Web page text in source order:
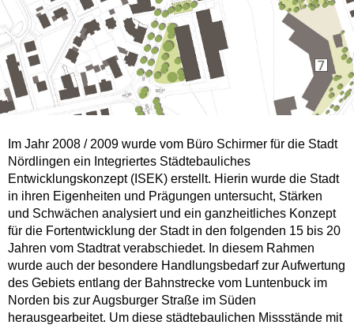
Im Jahr 2008 / 2009 wurde vom Büro Schirmer für die Stadt
Nördlingen ein Integriertes Städtebauliches
Entwicklungskonzept (ISEK) erstellt. Hierin wurde die Stadt
in ihren Eigenheiten und Prägungen untersucht, Stärken
und Schwächen analysiert und ein ganzheitliches Konzept
für die Fortentwicklung der Stadt in den folgenden 15 bis 20
Jahren vom Stadtrat verabschiedet. In diesem Rahmen
wurde auch der besondere Handlungsbedarf zur Aufwertung
des Gebiets entlang der Bahnstrecke vom Luntenbuck im
Norden bis zur Augsburger Straße im Süden
herausgearbeitet. Um diese städtebaulichen Missstände mit